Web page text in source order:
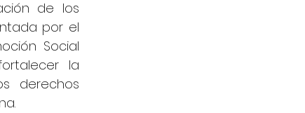
de los
por el
Social
la
derechos